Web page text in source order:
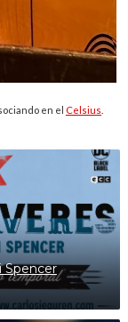
en el Celsius
Spencer